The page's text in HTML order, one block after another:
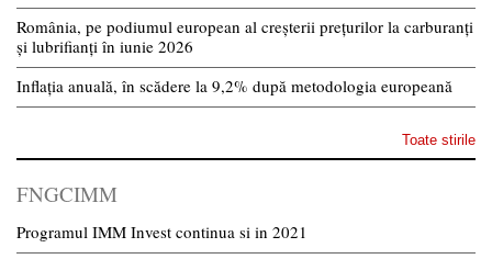
România, pe podiumul european al creșterii prețurilor la carburanți
și lubrifianți în iunie 2026
Inflația anuală, în scădere la 9,2% după metodologia europeană
Toate stirile
FNGCIMM
Programul IMM Invest continua si in 2021